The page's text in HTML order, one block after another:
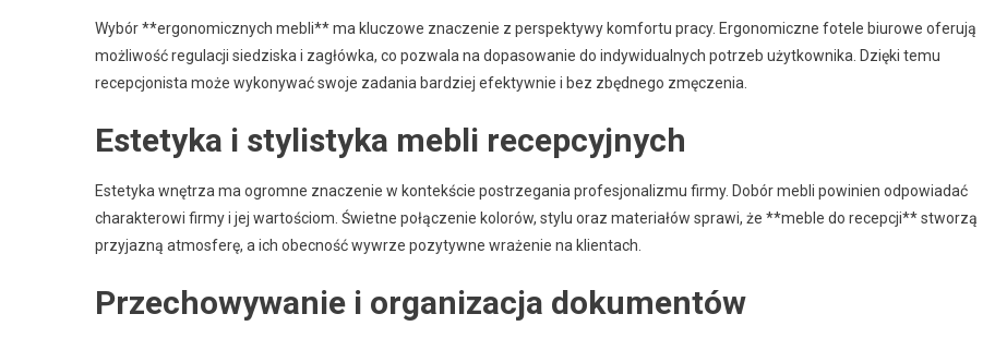
Wybór **ergonomicznych mebli** ma kluczowe znaczenie z perspektywy komfortu pracy. Ergonomiczne fotele biurowe oferują
możliwość regulacji siedziska i zagłówka, co pozwala na dopasowanie do indywidualnych potrzeb użytkownika. Dzięki temu
recepcjonista może wykonywać swoje zadania bardziej efektywnie i bez zbędnego zmęczenia.
Estetyka i stylistyka mebli recepcyjnych
Estetyka wnętrza ma ogromne znaczenie w kontekście postrzegania profesjonalizmu firmy. Dobór mebli powinien odpowiadać
charakterowi firmy i jej wartościom. Świetne połączenie kolorów, stylu oraz materiałów sprawi, że **meble do recepcji** stworzą
przyjazną atmosferę, a ich obecność wywrze pozytywne wrażenie na klientach.
Przechowywanie i organizacja dokumentów